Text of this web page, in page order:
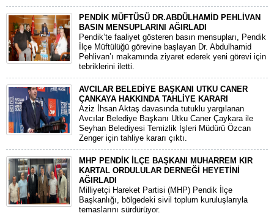
PENDİK MÜFTÜSÜ DR.ABDÜLHAMİD PEHLİVAN
BASIN MENSUPLARINI AĞIRLADI
​Pendik’te faaliyet gösteren basın mensupları, Pendik
İlçe Müftülüğü görevine başlayan Dr. Abdulhamid
Pehlivan’ı makamında ziyaret ederek yeni görevi için
tebriklerini iletti.
AVCILAR BELEDİYE BAŞKANI UTKU CANER
ÇANKAYA HAKKINDA TAHLİYE KARARI
​Aziz İhsan Aktaş davasında tutuklu yargılanan
Avcılar Belediye Başkanı Utku Caner Çaykara ile
Seyhan Belediyesi Temizlik İşleri Müdürü Özcan
Zenger için tahliye kararı çıktı.
MHP PENDİK İLÇE BAŞKANI MUHARREM KIR
KARTAL ORDULULAR DERNEĞİ HEYETİNİ
AĞIRLADI
​Milliyetçi Hareket Partisi (MHP) Pendik İlçe
Başkanlığı, bölgedeki sivil toplum kuruluşlarıyla
temaslarını sürdürüyor.